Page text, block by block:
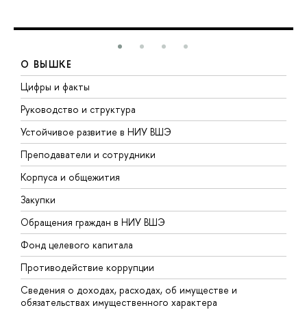
О ВЫШКЕ
Цифры и факты
Руководство и структура
Устойчивое развитие в НИУ ВШЭ
Преподаватели и сотрудники
Корпуса и общежития
Закупки
Обращения граждан в НИУ ВШЭ
Фонд целевого капитала
Противодействие коррупции
Сведения о доходах, расходах, об имуществе и
обязательствах имущественного характера